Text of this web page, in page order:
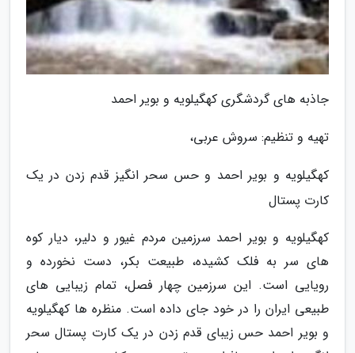
جاذبه های گردشگری کهگیلویه و بویر احمد
تهیه و تنظیم: سروش عربی،
کهگیلویه و بویر احمد و حس سحر انگیز قدم زدن در یک
کارت پستال
کهگیلویه و بویر احمد سرزمین مردم غیور و دلیر، دیار کوه
های سر به فلک کشیده، طبیعت بکر، دست نخورده و
رویایی است. این سرزمین چهار فصل، تمام زیبایی های
طبیعی ایران را در خود جای داده است. منظره ها کهگیلویه
و بویر احمد حس زیبای قدم زدن در یک کارت پستال سحر